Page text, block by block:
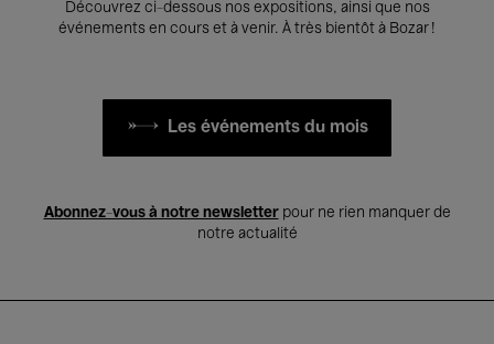
Découvrez ci-dessous nos expositions, ainsi que nos
événements en cours et à venir. À très bientôt à Bozar !
Les événements du mois
Abonnez-vous à notre newsletterpour ne rien manquer de
notre actualité